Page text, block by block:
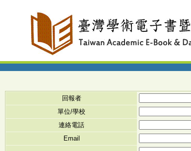
回報者
單位/學校
連絡電話
Email